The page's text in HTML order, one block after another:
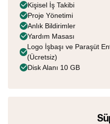
Kişisel İş Takibi
Proje Yönetimi
Anlık Bildirimler
Yardım Masası
Logo İşbaşı ve Paraşüt
(Ücretsiz)
Disk Alanı 10 GB